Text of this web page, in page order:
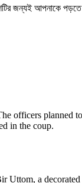
জন্যই আপনাকে পড়তে
officers planned
in the coup.
a